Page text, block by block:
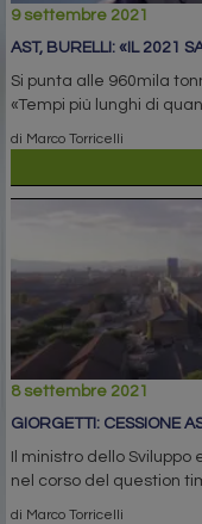
9 settembre 2021
AST, BURELLI: «IL 2021
Si punta alle 960mila
«Tempi più lunghi di
di Marco Torricelli
8 settembre 2021
GIORGETTI: CESSIONE
Il ministro dello
nel corso del question
di Marco Torricelli